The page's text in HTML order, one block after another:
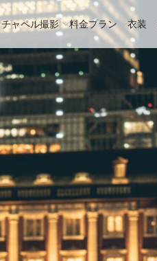
チャペル撮影 料金プラン 衣装